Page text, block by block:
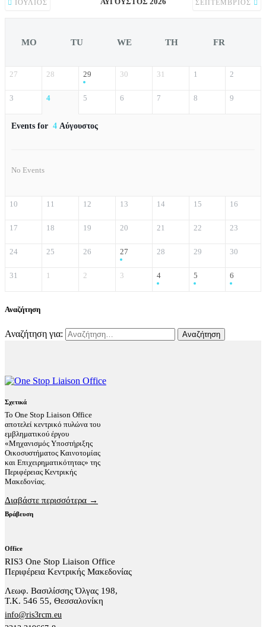
ΙΟΎΛΙΟΣ ΣΕΠΤΈΜΒΡΙΟΣ
MO TU WE TH FR
27 28 29 30 31 1 2
3 4 5 6 7 8 9
Events for 4 Αύγουστος
No Events
10 11 12 13 14 15 16
17 18 19 20 21 22 23
24 25 26 27 28 29 30
31 1 2 3 4 5 6
Αναζήτηση
Αναζήτηση για:
Σχετικά
Το One Stop Liaison Office
αποτελεί κεντρικό πυλώνα του
εμβληματικού έργου
«Μηχανισμός Υποστήριξης
Οικοσυστήματος Καινοτομίας
και Επιχειρηματικότητας» της
Περιφέρειας Κεντρικής
Μακεδονίας.
Διαβάστε περισσότερα →
Βράβευση
Office
RIS3 One Stop Liaison Office
Περιφέρεια Κεντρικής Μακεδονίας
Λεωφ. Βασιλίσσης Όλγας 198,
Τ.Κ. 546 55, Θεσσαλονίκη
info@ris3rcm.eu